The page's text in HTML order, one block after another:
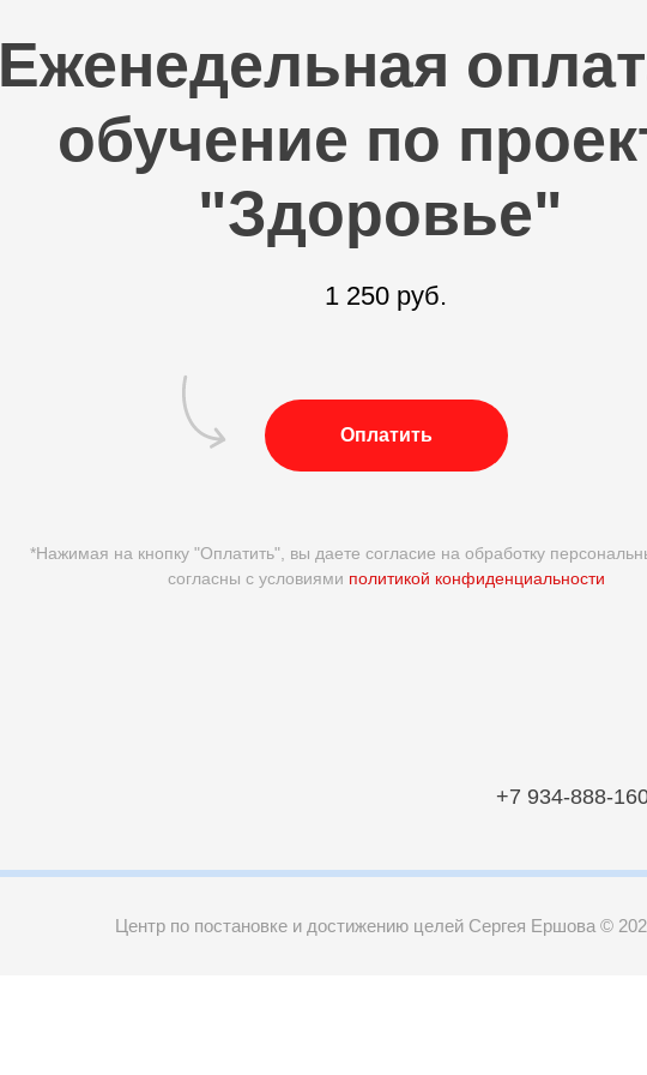
Еженедельная
обучение по
"Здоровье"
1 250 руб.
Оплатить
*Нажимая на кнопку "Оплатить", вы даете согласие на обработку
согласны с условиями политикой конфиденциальности
+7 934-888-
Центр по постановке и достижению целей Сергея Ершова ©